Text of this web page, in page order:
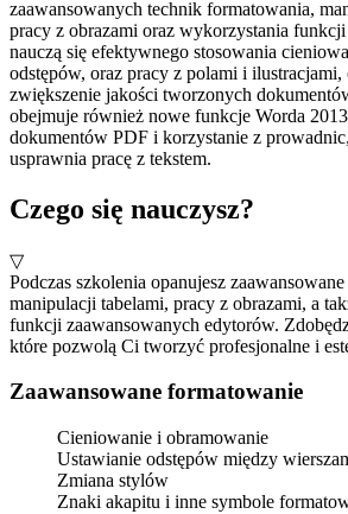
zaawansowanych technik formatowania,
pracy z obrazami oraz wykorzystania
nauczą się efektywnego stosowania
odstępów, oraz pracy z polami i
zwiększenie jakości tworzonych
obejmuje również nowe funkcje Worda
dokumentów PDF i korzystanie z
usprawnia pracę z tekstem.
Czego się nauczysz?
▽
Podczas szkolenia opanujesz
manipulacji tabelami, pracy z obrazami, a
funkcji zaawansowanych edytorów.
które pozwolą Ci tworzyć profesjonalne i
Zaawansowane formatowanie
Cieniowanie i obramowanie
Ustawianie odstępów między
Zmiana stylów
Znaki akapitu i inne symbole